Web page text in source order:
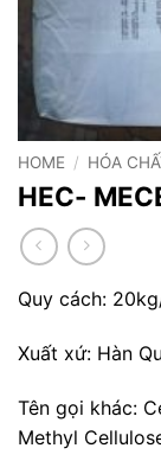
HOME / HÓA
HEC-
Quy cách:
Xuất xứ: Hàn
Tên gọi khác:
Methyl